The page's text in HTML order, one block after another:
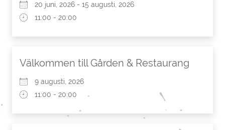
20 juni, 2026 - 15 augusti, 2026
11:00 - 20:00
Välkommen till Gården & Restaurang
9 augusti, 2026
11:00 - 20:00